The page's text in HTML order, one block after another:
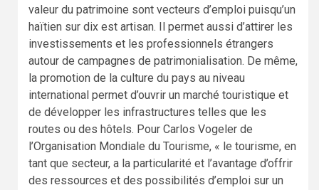
valeur du patrimoine sont vecteurs d’emploi puisqu’un
haïtien sur dix est artisan. Il permet aussi d’attirer les
investissements et les professionnels étrangers
autour de campagnes de patrimonialisation. De même,
la promotion de la culture du pays au niveau
international permet d’ouvrir un marché touristique et
de développer les infrastructures telles que les
routes ou des hôtels. Pour Carlos Vogeler de
l’Organisation Mondiale du Tourisme, « le tourisme, en
tant que secteur, a la particularité et l’avantage d’offrir
des ressources et des possibilités d’emploi sur un